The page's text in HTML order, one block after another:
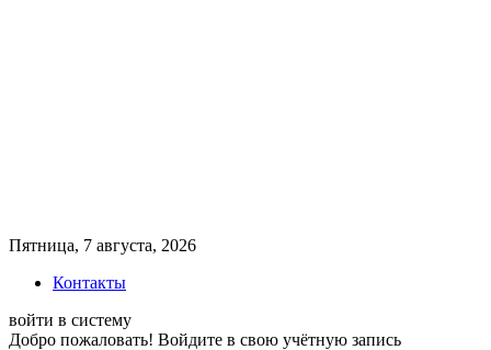
Пятница, 7 августа, 2026
Контакты
войти в систему
Добро пожаловать! Войдите в свою учётную запись